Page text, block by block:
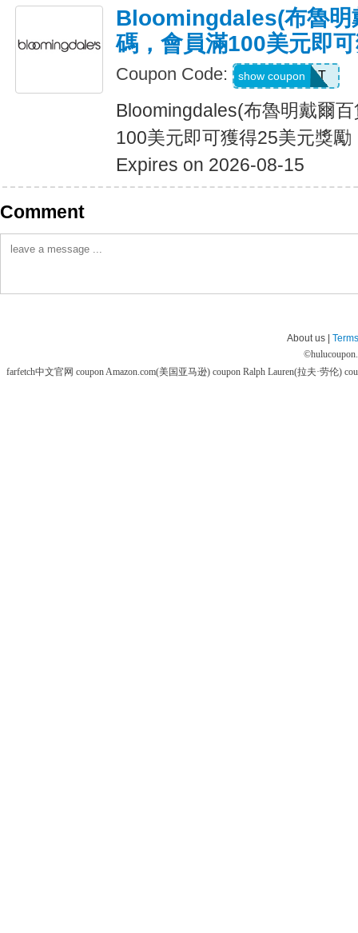
Bloomingdales(布魯明
碼，會員滿100美元即
Coupon Code: LOYALLIST
show coupon
Bloomingdales(布魯明戴爾
100美元即可獲得25美元獎勵
Expires on 2026-08-15
Comment
About us |
©
farfetch中文官网 couponAmazon.com(美国亚马逊) coupon Ralph Lauren(拉夫·劳伦)